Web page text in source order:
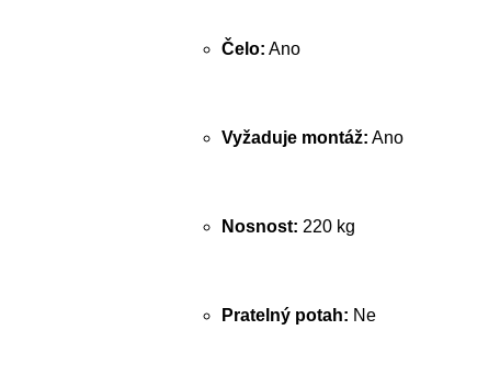
Čelo: Ano
Vyžaduje montáž: Ano
Nosnost: 220 kg
Pratelný potah: Ne